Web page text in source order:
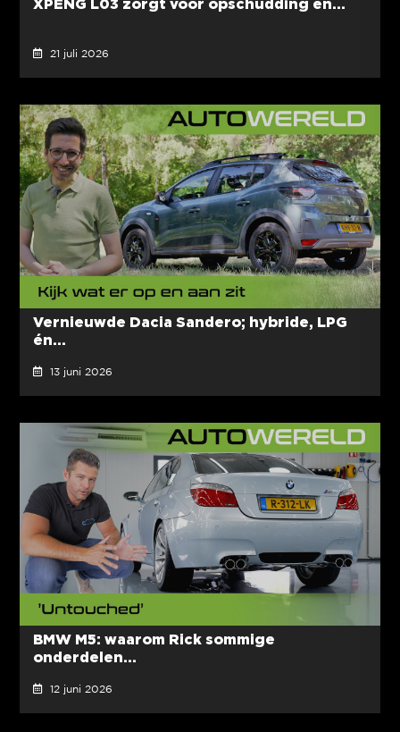
XPENG L03 zorgt voor opschudding en...
21 juli 2026
Vernieuwde Dacia Sandero; hybride, LPG
én...
13 juni 2026
BMW M5: waarom Rick sommige
onderdelen...
12 juni 2026